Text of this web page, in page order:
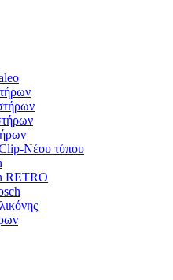
Νέου τύπου
RETRO